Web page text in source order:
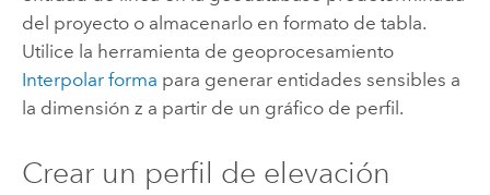
del proyecto o almacenarlo en formato de tabla.
Utilice la herramienta de geoprocesamiento
Interpolar forma para generar entidades sensibles a
la dimensión z a partir de un gráfico de perfil.
Crear un perfil de elevación